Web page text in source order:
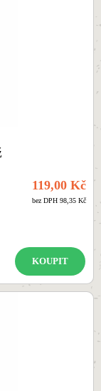
119,00 Kč
bez DPH 98,35 Kč
KOUPIT